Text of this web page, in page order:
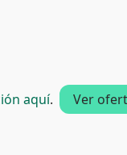
aquí. Ver